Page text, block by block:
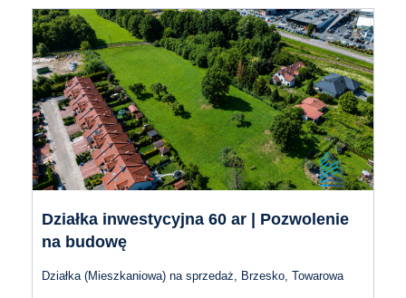
Działka inwestycyjna 60 ar | Pozwolenie
na budowę
Działka (Mieszkaniowa) na sprzedaż, Brzesko, Towarowa